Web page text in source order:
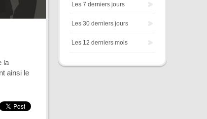
la
ainsi le
Les 7 derniers jours
Les 30 derniers jours
Les 12 derniers mois